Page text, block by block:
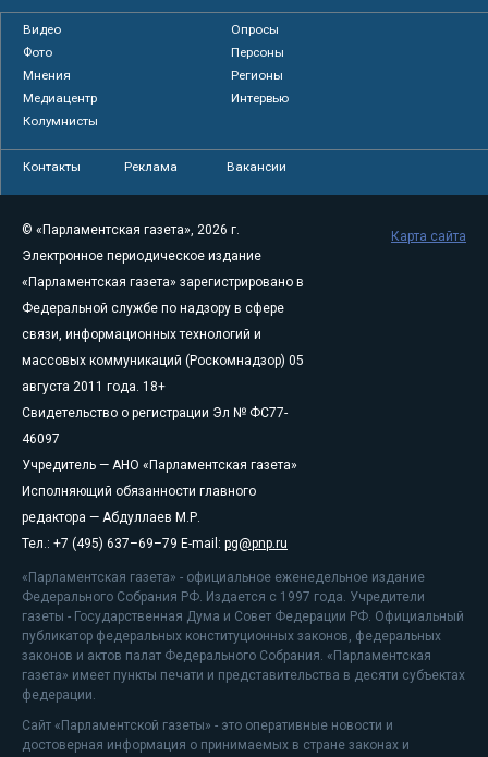
Видео
Опросы
Фото
Персоны
Мнения
Регионы
Медиацентр
Интервью
Колумнисты
Контакты Реклама Вакансии
© «Парламентская газета», 2026 г.
Электронное периодическое издание
«Парламентская газета» зарегистрировано в
Федеральной службе по надзору в сфере
связи, информационных технологий и
массовых коммуникаций (Роскомнадзор) 05
августа 2011 года. 18+
Свидетельство о регистрации Эл № ФС77-
46097
Учредитель — АНО «Парламентская газета»
Исполняющий обязанности главного
редактора — Абдуллаев М.Р.
Тел.: +7 (495) 637–69–79 E-mail: pg@pnp.ru
«Парламентская газета» - официальное еженедельное издание
Федерального Собрания РФ. Издается с 1997 года. Учредители
газеты - Государственная Дума и Совет Федерации РФ. Официальный
публикатор федеральных конституционных законов, федеральных
законов и актов палат Федерального Собрания. «Парламентская
газета» имеет пункты печати и представительства в десяти субъектах
федерации.
Сайт «Парламентской газеты» - это оперативные новости и
достоверная информация о принимаемых в стране законах и
Карта сайта